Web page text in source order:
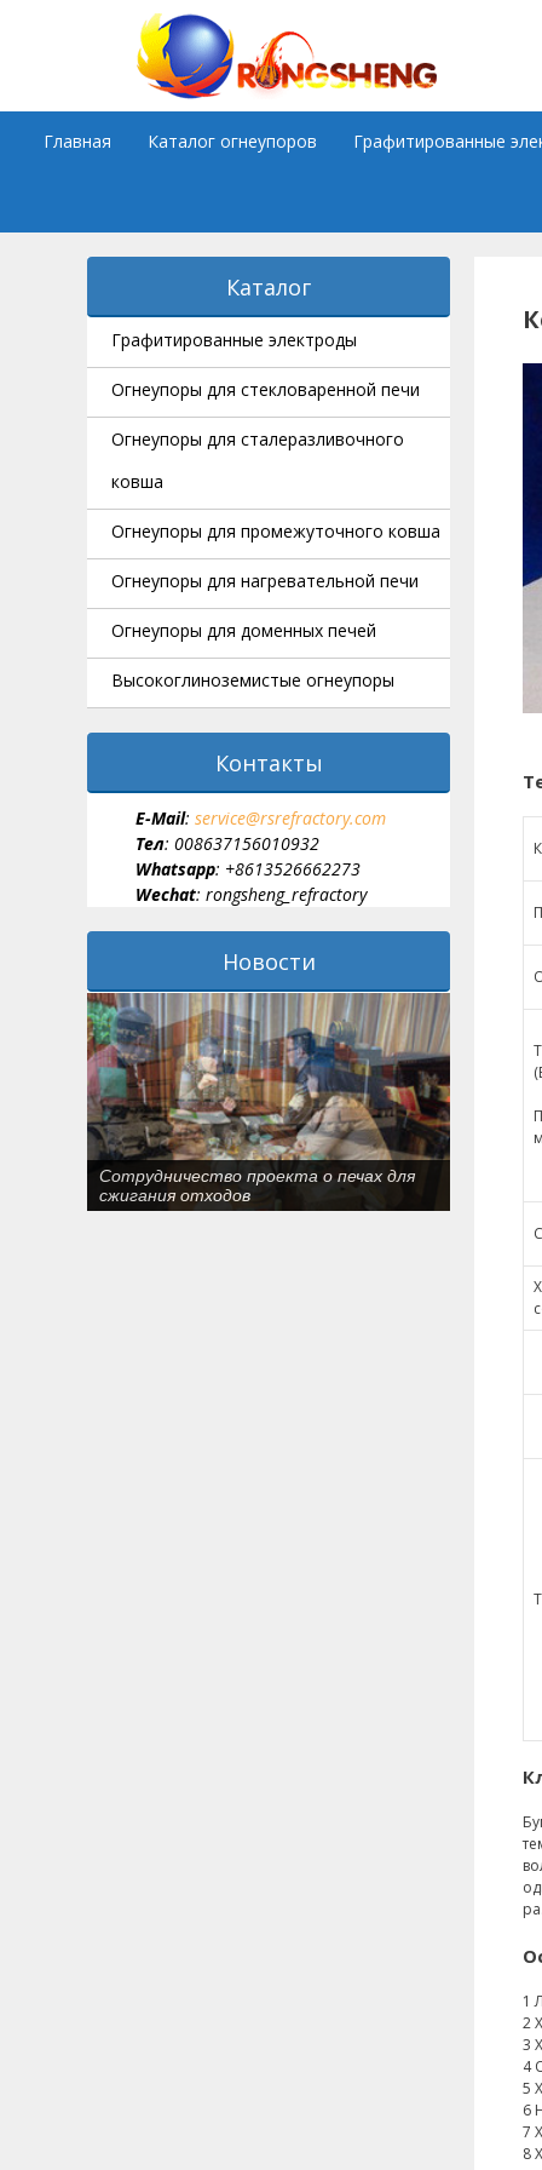
Главная Каталог огнеупоров Графитированные
1
2
3
4
5
6
7
8
Каталог
Графитированные электроды
Огнеупоры для стекловаренной печи
Огнеупоры для сталеразливочного
ковша
Огнеупоры для промежуточного ковша
Огнеупоры для нагревательной печи
Огнеупоры для доменных печей
Высокоглиноземистые огнеупоры
Контакты
E-Мail: service@rsrefractory.com
Тел: 008637156010932
Whatsapp: +8613526662273
Wechat: rongsheng_refractory
Новости
146 тонн огнеупорых кирпичей
экспортировалися в Кыргызстан